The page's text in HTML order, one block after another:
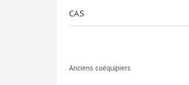
CAS
Anciens coéquipiers